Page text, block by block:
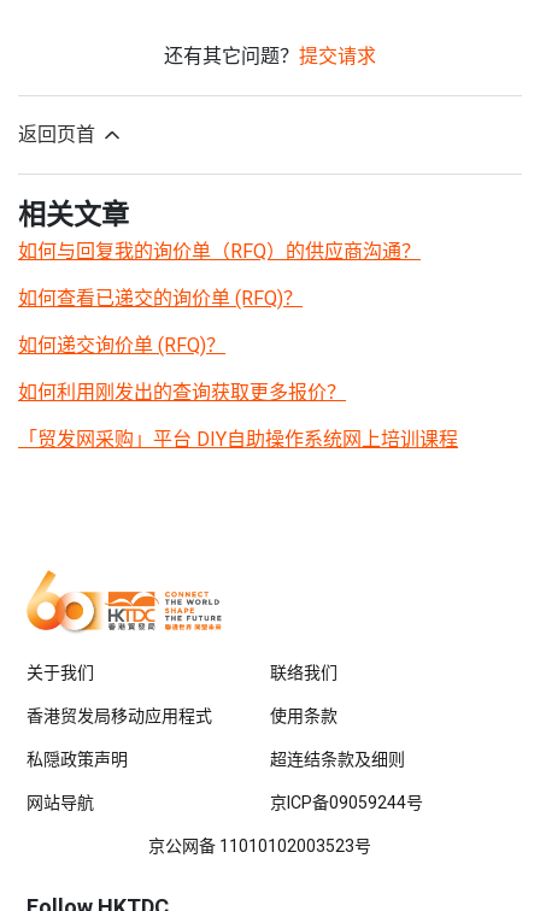
还有其它问题？ 提交请求
返回页首
相关文章
如何与回复我的询价单（RFQ）的供应商沟通？
如何查看已递交的询价单 (RFQ)？
如何递交询价单 (RFQ)？
如何利用刚发出的查询获取更多报价？
「贸发网采购」平台 DIY自助操作系统网上培训课程
关于我们 联络我们
香港贸发局移动应用程式 使用条款
私隠政策声明 超连结条款及细则
网站导航 京ICP备09059244号
京公网备 11010102003523号